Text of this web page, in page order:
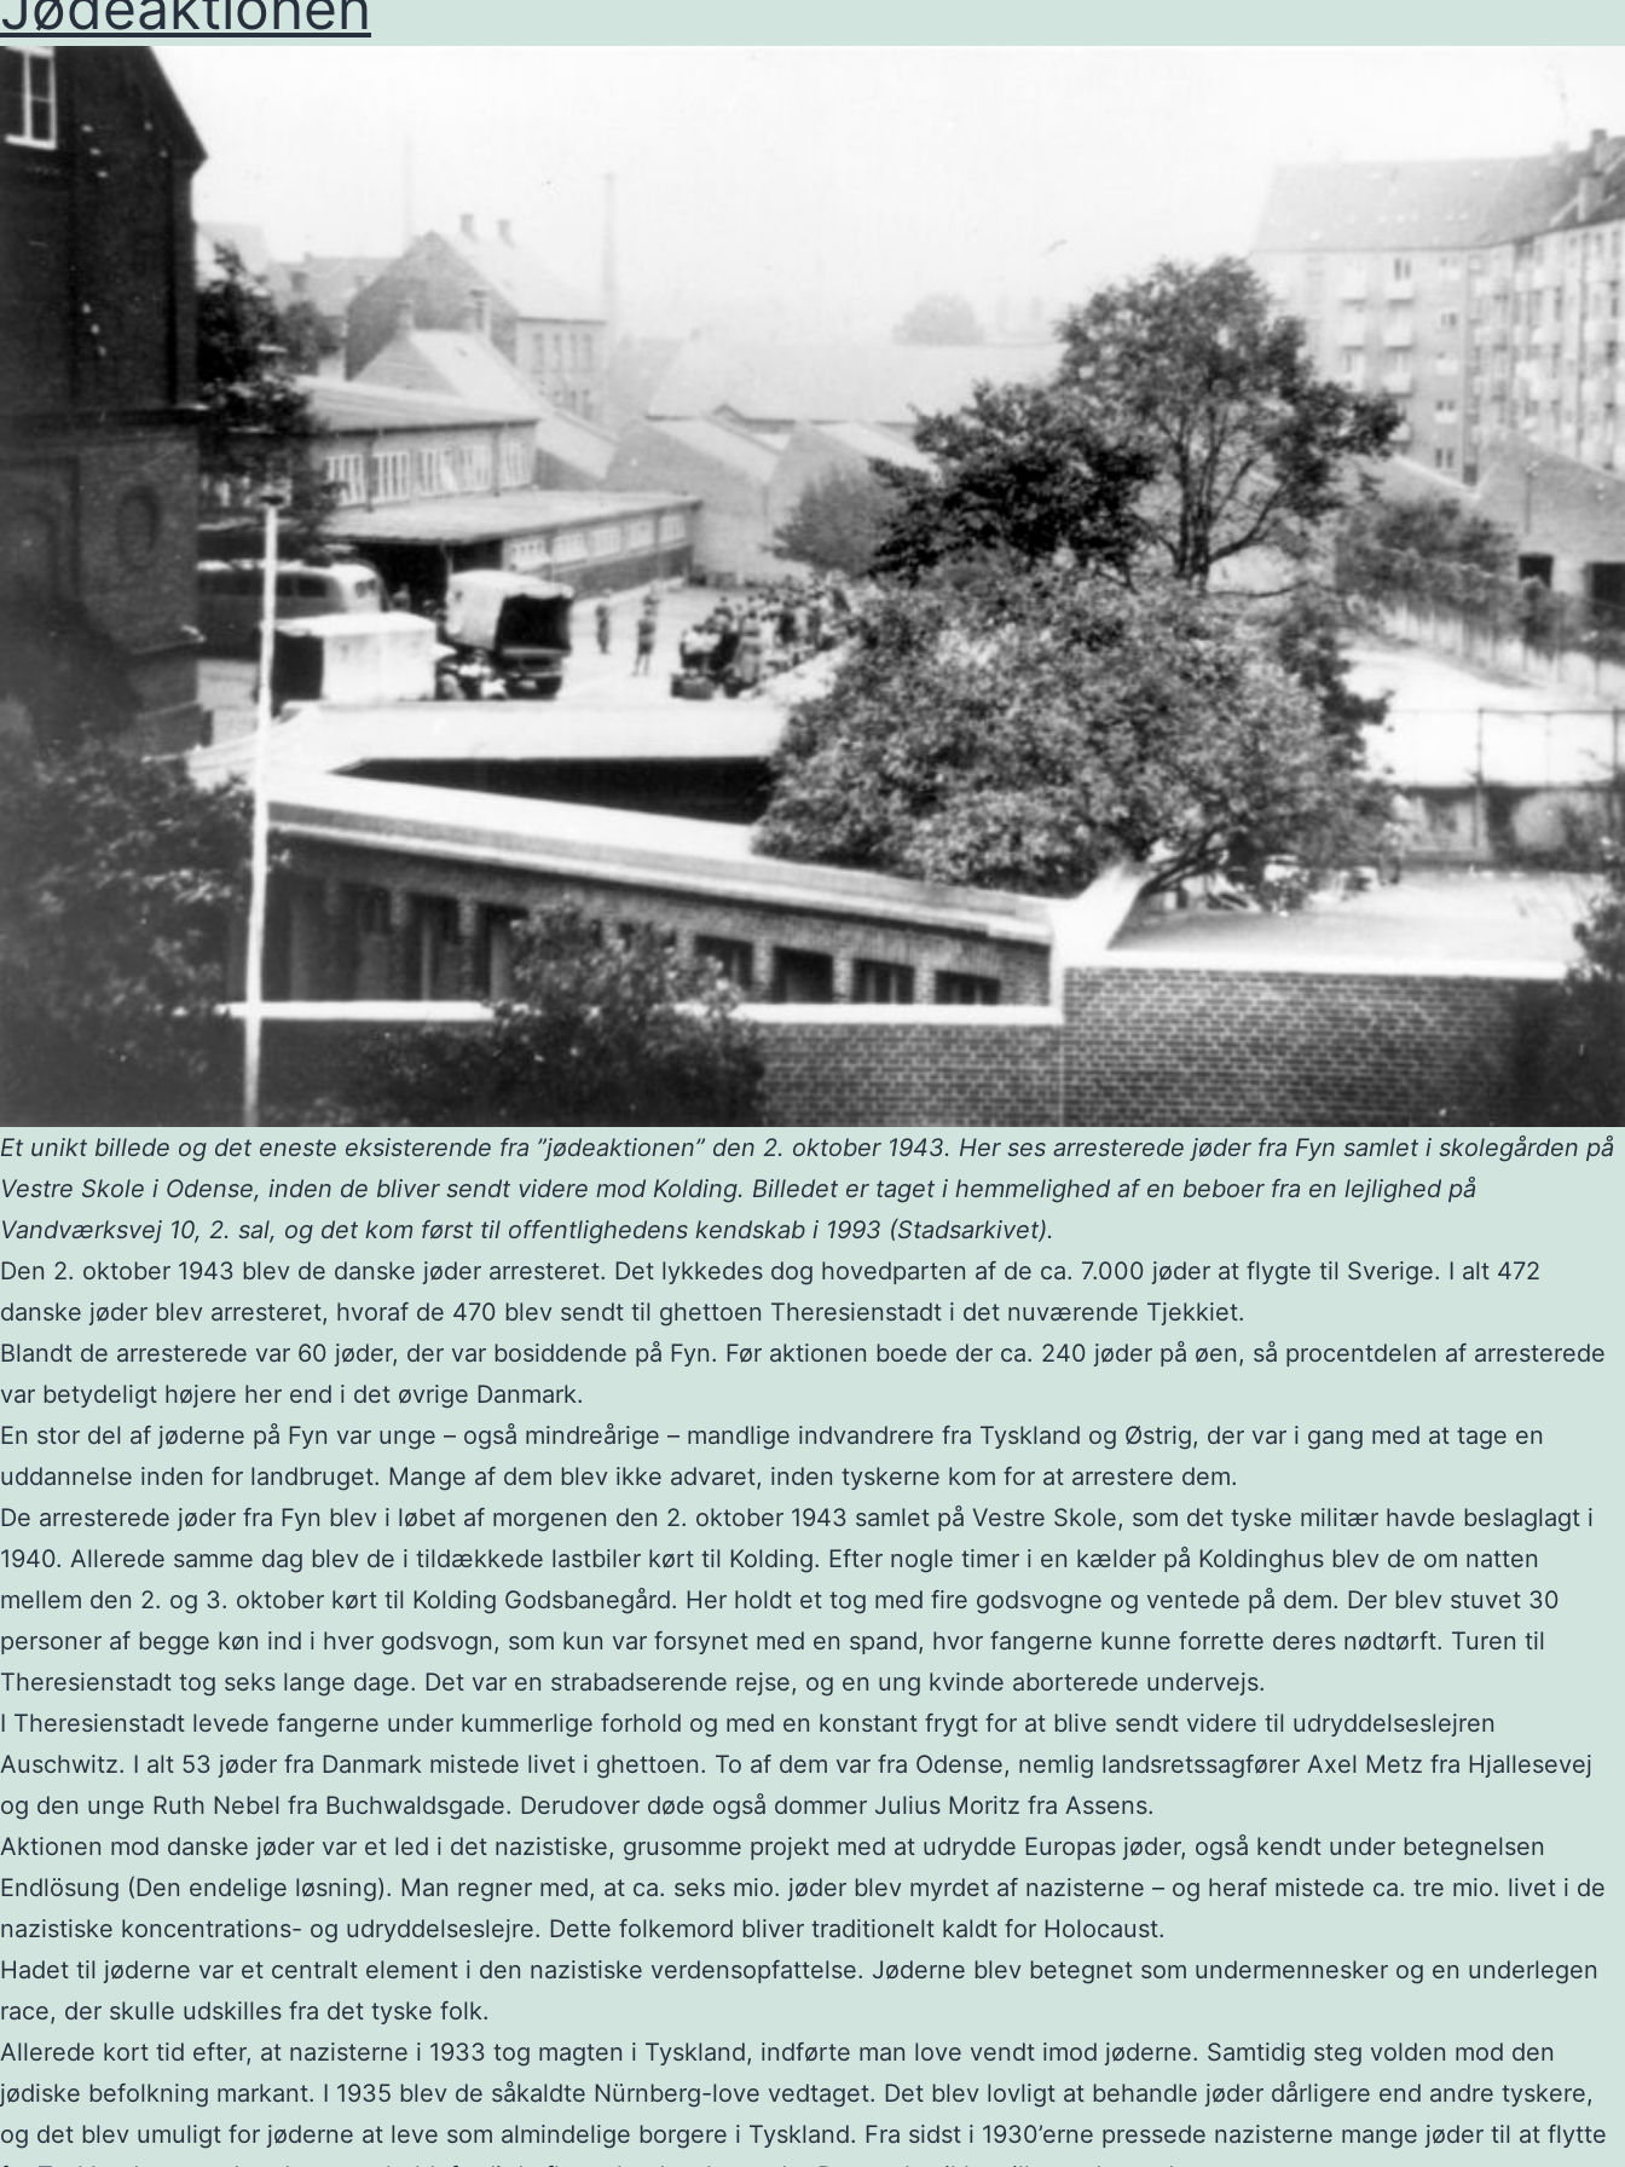
Et unikt billede og det eneste eksisterende fra ”jødeaktionen” den 2. oktober 1943. Her ses arresterede jøder fra Fyn samlet i skolegården på
Vestre Skole i Odense, inden de bliver sendt videre mod Kolding. Billedet er taget i hemmelighed af en beboer fra en lejlighed på
Vandværksvej 10, 2. sal, og det kom først til offentlighedens kendskab i 1993 (Stadsarkivet).
Den 2. oktober 1943 blev de danske jøder arresteret. Det lykkedes dog hovedparten af de ca. 7.000 jøder at flygte til Sverige. I alt 472
danske jøder blev arresteret, hvoraf de 470 blev sendt til ghettoen Theresienstadt i det nuværende Tjekkiet.
Blandt de arresterede var 60 jøder, der var bosiddende på Fyn. Før aktionen boede der ca. 240 jøder på øen, så procentdelen af arresterede
var betydeligt højere her end i det øvrige Danmark.
En stor del af jøderne på Fyn var unge – også mindreårige – mandlige indvandrere fra Tyskland og Østrig, der var i gang med at tage en
uddannelse inden for landbruget. Mange af dem blev ikke advaret, inden tyskerne kom for at arrestere dem.
De arresterede jøder fra Fyn blev i løbet af morgenen den 2. oktober 1943 samlet på Vestre Skole, som det tyske militær havde beslaglagt i
1940. Allerede samme dag blev de i tildækkede lastbiler kørt til Kolding. Efter nogle timer i en kælder på Koldinghus blev de om natten
mellem den 2. og 3. oktober kørt til Kolding Godsbanegård. Her holdt et tog med fire godsvogne og ventede på dem. Der blev stuvet 30
personer af begge køn ind i hver godsvogn, som kun var forsynet med en spand, hvor fangerne kunne forrette deres nødtørft. Turen til
Theresienstadt tog seks lange dage. Det var en strabadserende rejse, og en ung kvinde aborterede undervejs.
I Theresienstadt levede fangerne under kummerlige forhold og med en konstant frygt for at blive sendt videre til udryddelseslejren
Auschwitz. I alt 53 jøder fra Danmark mistede livet i ghettoen. To af dem var fra Odense, nemlig landsretssagfører Axel Metz fra Hjallesevej
og den unge Ruth Nebel fra Buchwaldsgade. Derudover døde også dommer Julius Moritz fra Assens.
Aktionen mod danske jøder var et led i det nazistiske, grusomme projekt med at udrydde Europas jøder, også kendt under betegnelsen
Endlösung (Den endelige løsning). Man regner med, at ca. seks mio. jøder blev myrdet af nazisterne – og heraf mistede ca. tre mio. livet i de
nazistiske koncentrations- og udryddelseslejre. Dette folkemord bliver traditionelt kaldt for Holocaust.
Hadet til jøderne var et centralt element i den nazistiske verdensopfattelse. Jøderne blev betegnet som undermennesker og en underlegen
race, der skulle udskilles fra det tyske folk.
Allerede kort tid efter, at nazisterne i 1933 tog magten i Tyskland, indførte man love vendt imod jøderne. Samtidig steg volden mod den
jødiske befolkning markant. I 1935 blev de såkaldte Nürnberg-love vedtaget. Det blev lovligt at behandle jøder dårligere end andre tyskere,
og det blev umuligt for jøderne at leve som almindelige borgere i Tyskland. Fra sidst i 1930’erne pressede nazisterne mange jøder til at flytte